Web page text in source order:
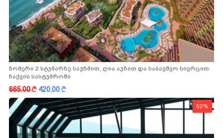
ნომერი 2 სტუმარზე საუზმით, ღია აუზით და საბავშვო სივრცით
ჩაქვის სასტუმროში
665.00k 420.00k
52%